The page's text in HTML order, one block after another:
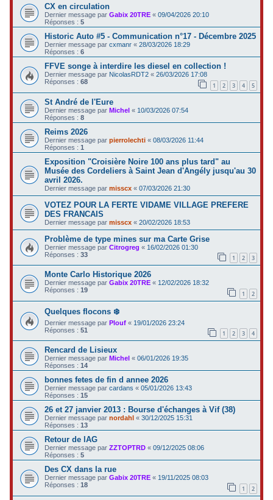
CX en circulation
Dernier message parGabix 20TRE «09/04/2026 20:10
Réponses :5
Historic Auto #5 - Communication n°17 - Décembre 2025
Dernier message parcxmanr «28/03/2026 18:29
Réponses :6
FFVE songe à interdire les diesel en collection !
Dernier message par NicolasRDT2 «26/03/2026 17:08
Réponses :68 1 2 3 4 5
St André de l'Eure
Dernier message parMichel « 10/03/2026 07:54
Réponses :8
Reims 2026
Dernier message parpierrolechti «08/03/2026 11:44
Réponses :1
Exposition "Croisière Noire 100 ans plus tard" au
Musée des Cordeliers à Saint Jean d'Angély jusqu'au 30
avril 2026.
Dernier message parmisscx «07/03/2026 21:30
VOTEZ POUR LA FERTE VIDAME VILLAGE PREFERE
DES FRANCAIS
Dernier message parmisscx «20/02/2026 18:53
Problème de type mines sur ma Carte Grise
Dernier message parCitrogreg « 16/02/2026 01:30
Réponses :33 1 2 3
Monte Carlo Historique 2026
Dernier message parGabix 20TRE « 12/02/2026 18:32
Réponses :19 1 2
Quelques flocons ❄️
Dernier message parPlouf « 19/01/2026 23:24
Réponses :51 1 2 3 4
Rencard de Lisieux
Dernier message par Michel «06/01/2026 19:35
Réponses :14
bonnes fetes de fin d annee 2026
Dernier message parcardans «05/01/2026 13:43
Réponses :15
26 et 27 janvier 2013 : Bourse d'échanges à Vif (38)
Dernier message parnordahl «30/12/2025 15:31
Réponses :13
Retour de lAG
Dernier message parZZTOPTRD «09/12/2025 08:06
Réponses :5
Des CX dans la rue
Dernier message parGabix 20TRE «19/11/2025 08:03
Réponses :18 1 2